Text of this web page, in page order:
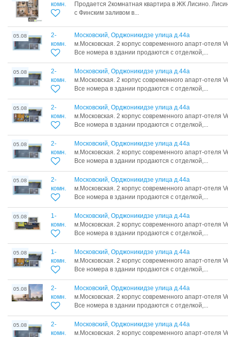
комн.
Продается 2комнатная квартира в ЖК Лисино.
с Финским заливом в...
05.08
2-
комн.
Московский, Орджоникидзе улица д.44а
м.Московская. 2 корпус современного апарт-отеля
Все номера в здании продаются с отделкой,...
05.08
2-
комн.
Московский, Орджоникидзе улица д.44а
м.Московская. 2 корпус современного апарт-отеля
Все номера в здании продаются с отделкой,...
05.08
2-
комн.
Московский, Орджоникидзе улица д.44а
м.Московская. 2 корпус современного апарт-отеля
Все номера в здании продаются с отделкой,...
05.08
2-
комн.
Московский, Орджоникидзе улица д.44а
м.Московская. 2 корпус современного апарт-отеля
Все номера в здании продаются с отделкой,...
05.08
2-
комн.
Московский, Орджоникидзе улица д.44а
м.Московская. 2 корпус современного апарт-отеля
Все номера в здании продаются с отделкой,...
05.08
1-
комн.
Московский, Орджоникидзе улица д.44а
м.Московская. 2 корпус современного апарт-отеля
Все номера в здании продаются с отделкой,...
05.08
1-
комн.
Московский, Орджоникидзе улица д.44а
м.Московская. 2 корпус современного апарт-отеля
Все номера в здании продаются с отделкой,...
05.08
2-
комн.
Московский, Орджоникидзе улица д.44а
м.Московская. 2 корпус современного апарт-отеля
Все номера в здании продаются с отделкой,...
05.08
2-
комн.
Московский, Орджоникидзе улица д.44а
м.Московская. 2 корпус современного апарт-отеля